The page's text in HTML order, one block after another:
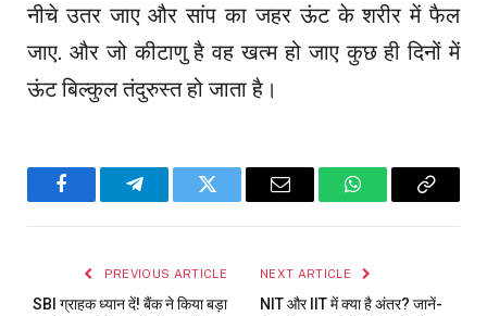
नीचे उतर जाए और सांप का जहर ऊंट के शरीर में फैल
जाए. और जो कीटाणु है वह खत्म हो जाए कुछ ही दिनों में
ऊंट बिल्कुल तंदुरुस्त हो जाता है।
FacebookTelegramTwitter Email WhatsAppCopy
PREVIOUS ARTICLE
SBI ग्राहक ध्यान दें! बैंक ने किया बड़ा
NEXT ARTICLE
NIT और IIT में क्या है अंतर? जानें-